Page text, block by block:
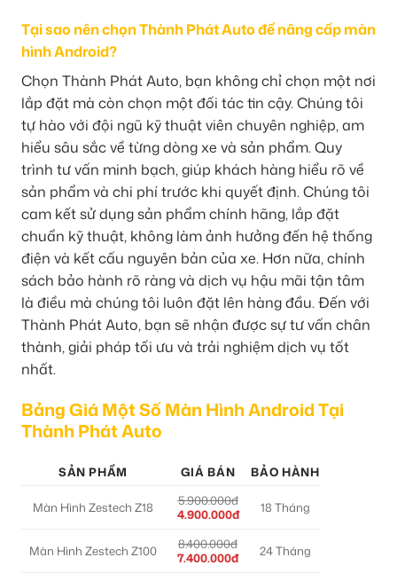
Tại sao nên chọn Thành Phát Auto để nâng cấp màn
hình Android?
Chọn Thành Phát Auto, bạn không chỉ chọn một nơi
lắp đặt mà còn chọn một đối tác tin cậy. Chúng tôi
tự hào với đội ngũ kỹ thuật viên chuyên nghiệp, am
hiểu sâu sắc về từng dòng xe và sản phẩm. Quy
trình tư vấn minh bạch, giúp khách hàng hiểu rõ về
sản phẩm và chi phí trước khi quyết định. Chúng tôi
cam kết sử dụng sản phẩm chính hãng, lắp đặt
chuẩn kỹ thuật, không làm ảnh hưởng đến hệ thống
điện và kết cấu nguyên bản của xe. Hơn nữa, chính
sách bảo hành rõ ràng và dịch vụ hậu mãi tận tâm
là điều mà chúng tôi luôn đặt lên hàng đầu. Đến với
Thành Phát Auto, bạn sẽ nhận được sự tư vấn chân
thành, giải pháp tối ưu và trải nghiệm dịch vụ tốt
nhất.
Bảng Giá Một Số Màn Hình Android Tại
Thành Phát Auto
SẢN PHẨM GIÁ BÁN BẢO HÀNH
Màn Hình Zestech Z18
5.900.000đ
4.900.000đ
18 Tháng
Màn Hình Zestech Z100
8.400.000đ
7.400.000đ
24 Tháng